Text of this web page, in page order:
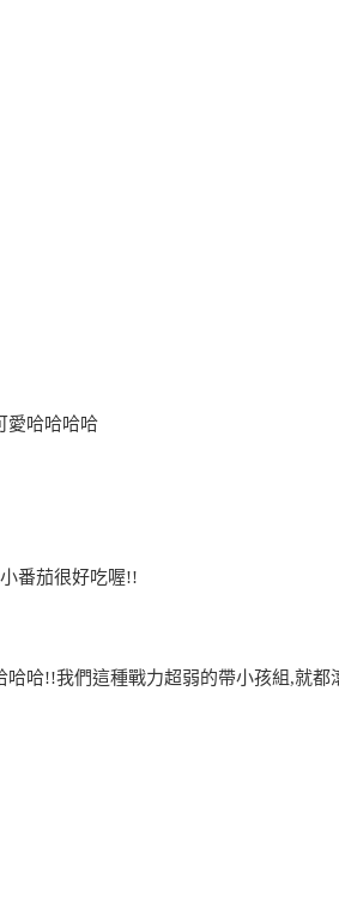
愛哈哈哈哈
番茄很好吃喔!!
哈!!我們這種戰力超弱的帶小孩組,就